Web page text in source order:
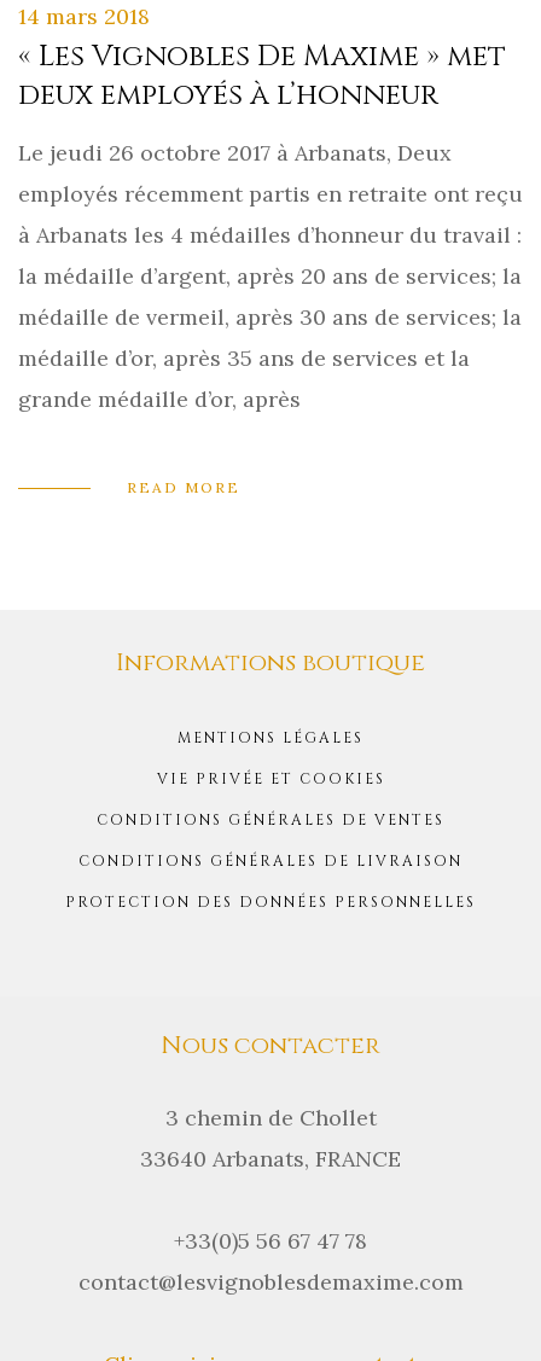
14 mars 2018
« Les Vignobles De Maxime » met
deux employés à l’honneur
Le jeudi 26 octobre 2017 à Arbanats, Deux
employés récemment partis en retraite ont reçu
à Arbanats les 4 médailles d’honneur du travail :
la médaille d’argent, après 20 ans de services; la
médaille de vermeil, après 30 ans de services; la
médaille d’or, après 35 ans de services et la
grande médaille d’or, après
READ MORE
Informations boutique
MENTIONS LÉGALES
VIE PRIVÉE ET COOKIES
CONDITIONS GÉNÉRALES DE VENTES
CONDITIONS GÉNÉRALES DE LIVRAISON
PROTECTION DES DONNÉES PERSONNELLES
Nous contacter
3 chemin de Chollet
33640 Arbanats, FRANCE
+33(0)5 56 67 47 78
contact@lesvignoblesdemaxime.com